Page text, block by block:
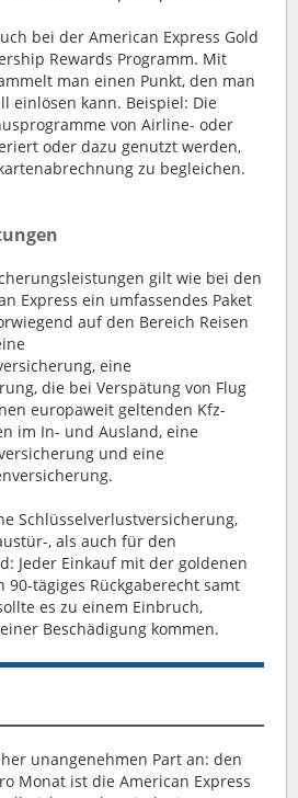
bei der American Express Gold
Rewards Programm. Mit
man einen Punkt, den man
einlösen kann. Beispiel: Die
von Airline- oder
oder dazu genutzt werden,
zu begleichen.
gilt wie bei den
Express ein umfassendes Paket
auf den Bereich Reisen
eine
die bei Verspätung von Flug
europaweit geltenden Kfz-
im In- und Ausland, eine
und eine
Schlüsselverlustversicherung,
, als auch für den
Jeder Einkauf mit der goldenen
tägiges Rückgaberecht samt
es zu einem Einbruch,
Beschädigung kommen.
unangenehmen Part an: den
Monat ist die American Express